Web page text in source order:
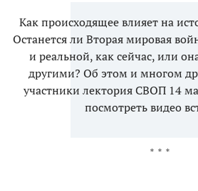
Как происходящее влияет на
Останется ли Вторая мировая
и реальной, как сейчас, или
другими? Об этом и многом
участники лектория СВОП 14
посмотреть видео
* * *